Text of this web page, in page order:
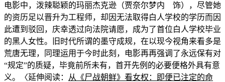
电影中，泼辣聪颖的玛丽杰克逊（贾奈尔梦内 饰），尽管她
的资历足以晋升为工程师，却因无法取得白人学校的学历而因
此遭到驳回，庆幸透过向法院请愿，成为了首位白人学校毕业
的黑人女性。旧时代所谓的墨守成规，在以现今视角来看多是
荒唐无理，同理运用于今时此刻，电影再再强调了永远保有对
“规定”的质疑，毕竟前所未有，首开先例的必要便格外具有意
义。〈延伸阅读：
从《尸战朝鲜》看女权：即便已注定的命